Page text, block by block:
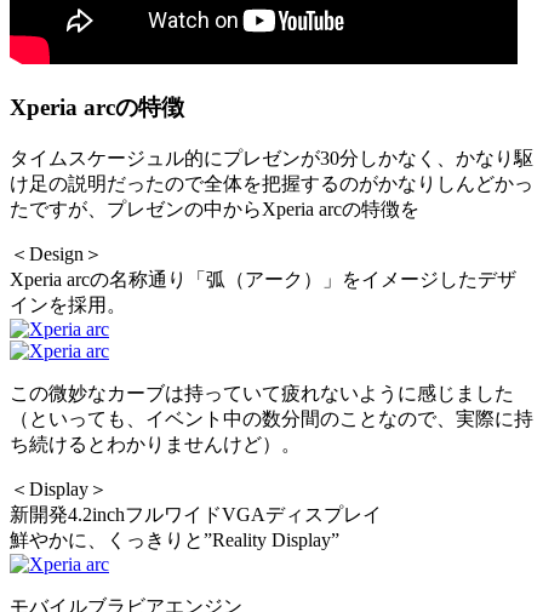
Xperia arcの特徴
タイムスケージュル的にプレゼンが30分しかなく、かなり駆
け足の説明だったので全体を把握するのがかなりしんどかっ
たですが、プレゼンの中からXperia arcの特徴を
＜Design＞
Xperia arcの名称通り「弧（アーク）」をイメージしたデザ
インを採用。
この微妙なカーブは持っていて疲れないように感じました
（といっても、イベント中の数分間のことなので、実際に持
ち続けるとわかりませんけど）。
＜Display＞
新開発4.2inchフルワイドVGAディスプレイ
鮮やかに、くっきりと”Reality Display”
モバイルブラビアエンジン